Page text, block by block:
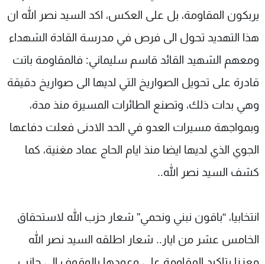
يربكون المقاومة، بل على العكس، اكد السيد نصر الله ان
هذا التهديد تحول الى فرص في مدرسة القادة الشهداء
ومعهم الشهيد القائد قاسم سليماني: فالمقاومة باتت
قادرة على تحويل الصواريخ التي لديها الى صواريخ دقيقة
وهي بدات ذلك، وتصنع الطائرات المسيرة منذ مدة،
وبمواجهة مسيرات العدو في الحد الادنى فعلت دفاعها
الجوي الذي لديها ايضا منذ ايام الحاج عماد مغنية، كما
كشف السيد نصر الله..
انتخابيا، “باقون نبني ونحمي” شعار حزب الله لاستحقاق
الخامس عشر من ايار.. شعار اطلقه السيد نصر الله